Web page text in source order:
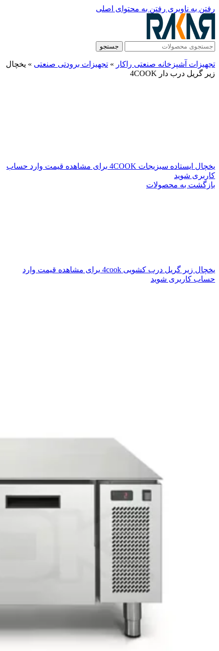
رفتن به ناوبری رفتن به محتوای اصلی
جستجو
تجهیزات آشپزخانه صنعتی راکار » تجهیزات برودتی صنعتی » یخچال
زیر گریل درب دار 4COOK
یخچال ایستاده سبزیجات 4COOK
برای مشاهده قیمت وارد حساب
کاربری شوید
بازگشت به محصولات
یخچال زیر گریل درب کشویی 4cook
برای مشاهده قیمت وارد
حساب کاربری شوید